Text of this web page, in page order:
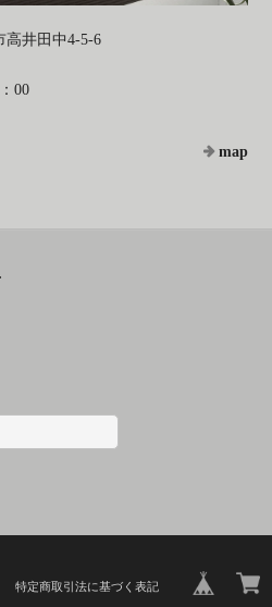
高井田中4-5-6
00
map
特定商取引法に基づく表記